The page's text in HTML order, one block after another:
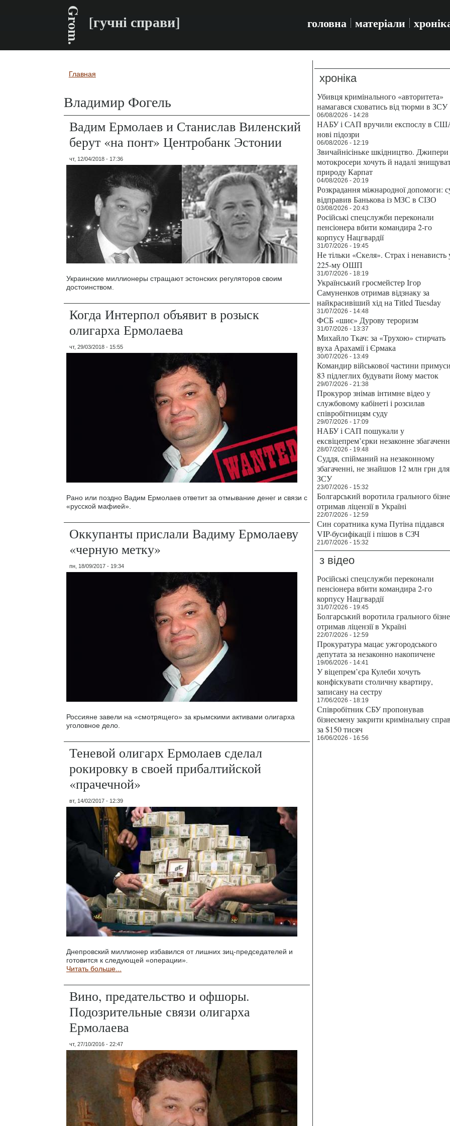
Grom. [гучні справи] головна матеріали
Вы здесь
Главная
Владимир Фогель
Вадим Ермолаев и Станислав Виленский
берут «на понт» Центробанк Эстонии
чт, 12/04/2018 - 17:36
Украинские миллионеры стращают эстонских регуляторов своим
достоинством.
Когда Интерпол объявит в розыск
олигарха Ермолаева
чт, 29/03/2018 - 15:55
Рано или поздно Вадим Ермолаев ответит за отмывание денег и связи с
«русской мафией».
Оккупанты прислали Вадиму Ермолаеву
«черную метку»
пн, 18/09/2017 - 19:34
Россияне завели на «смотрящего» за крымскими активами олигарха
уголовное дело.
Теневой олигарх Ермолаев сделал
рокировку в своей прибалтийской
«прачечной»
вт, 14/02/2017 - 12:39
Днепровский миллионер избавился от лишних зиц-председателей и
готовится к следующей «операции».
Читать больше...
Вино, предательство и офшоры.
Подозрительные связи олигарха
Ермолаева
чт, 27/10/2016 - 22:47
хроніка
Убивця кримінального «авторитета»
намагався сховатись від тюрми в ЗСУ
06/08/2026 - 14:28
НАБУ і САП вручили експослу в
нові підозри
06/08/2026 - 12:19
Звичайнісіньке шкідництво. Джипери
мотокросери хочуть й надалі
природу Карпат
04/08/2026 - 20:19
Розкрадання міжнародної допомоги:
відправив Банькова із МЗС в СІЗО
03/08/2026 - 20:43
Російські спецслужби переконали
пенсіонера вбити командира 2-го
корпусу Нацгвардії
31/07/2026 - 19:45
Не тільки «Скеля». Страх і ненависть
225-му ОШП
31/07/2026 - 18:19
Український гросмейстер Ігор
Самуненков отримав відзнаку за
найкрасивіший хід на Titled Tuesday
31/07/2026 - 14:48
ФСБ «шиє» Дурову тероризм
31/07/2026 - 13:37
Михайло Ткач: за «Трухою» стирчать
вуха Арахамії і Єрмака
30/07/2026 - 13:49
Командир військової частини
83 підлеглих будувати йому маєток
29/07/2026 - 21:38
Прокурор знімав інтимне відео у
службовому кабінеті і розсилав
співробітницям суду
29/07/2026 - 17:09
НАБУ і САП пошукали у
ексвіцепрем’єрки незаконне
28/07/2026 - 19:48
Суддя, спійманий на незаконному
збагаченні, не знайшов 12 млн грн для
ЗСУ
23/07/2026 - 15:32
Болгарський воротила грального
отримав ліцензії в Україні
22/07/2026 - 12:59
Син соратника кума Путіна піддався
VIP-бусифікації і пішов в СЗЧ
21/07/2026 - 15:32
з відео
Російські спецслужби переконали
пенсіонера вбити командира 2-го
корпусу Нацгвардії
31/07/2026 - 19:45
Болгарський воротила грального
отримав ліцензії в Україні
22/07/2026 - 12:59
Прокуратура мацає ужгородського
депутата за незаконно накопичене
19/06/2026 - 14:41
У віцепрем’єра Кулеби хочуть
конфіскувати столичну квартиру,
записану на сестру
17/06/2026 - 18:19
Співробітник СБУ пропонував
бізнесмену закрити кримінальну
за $150 тисяч
16/06/2026 - 16:56